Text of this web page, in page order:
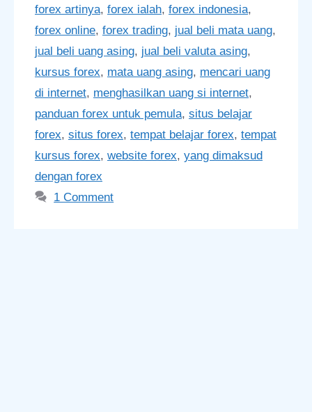
forex artinya, forex ialah, forex indonesia,
forex online, forex trading, jual beli mata uang,
jual beli uang asing, jual beli valuta asing,
kursus forex, mata uang asing, mencari uang
di internet, menghasilkan uang si internet,
panduan forex untuk pemula, situs belajar
forex, situs forex, tempat belajar forex, tempat
kursus forex, website forex, yang dimaksud
dengan forex
1 Comment